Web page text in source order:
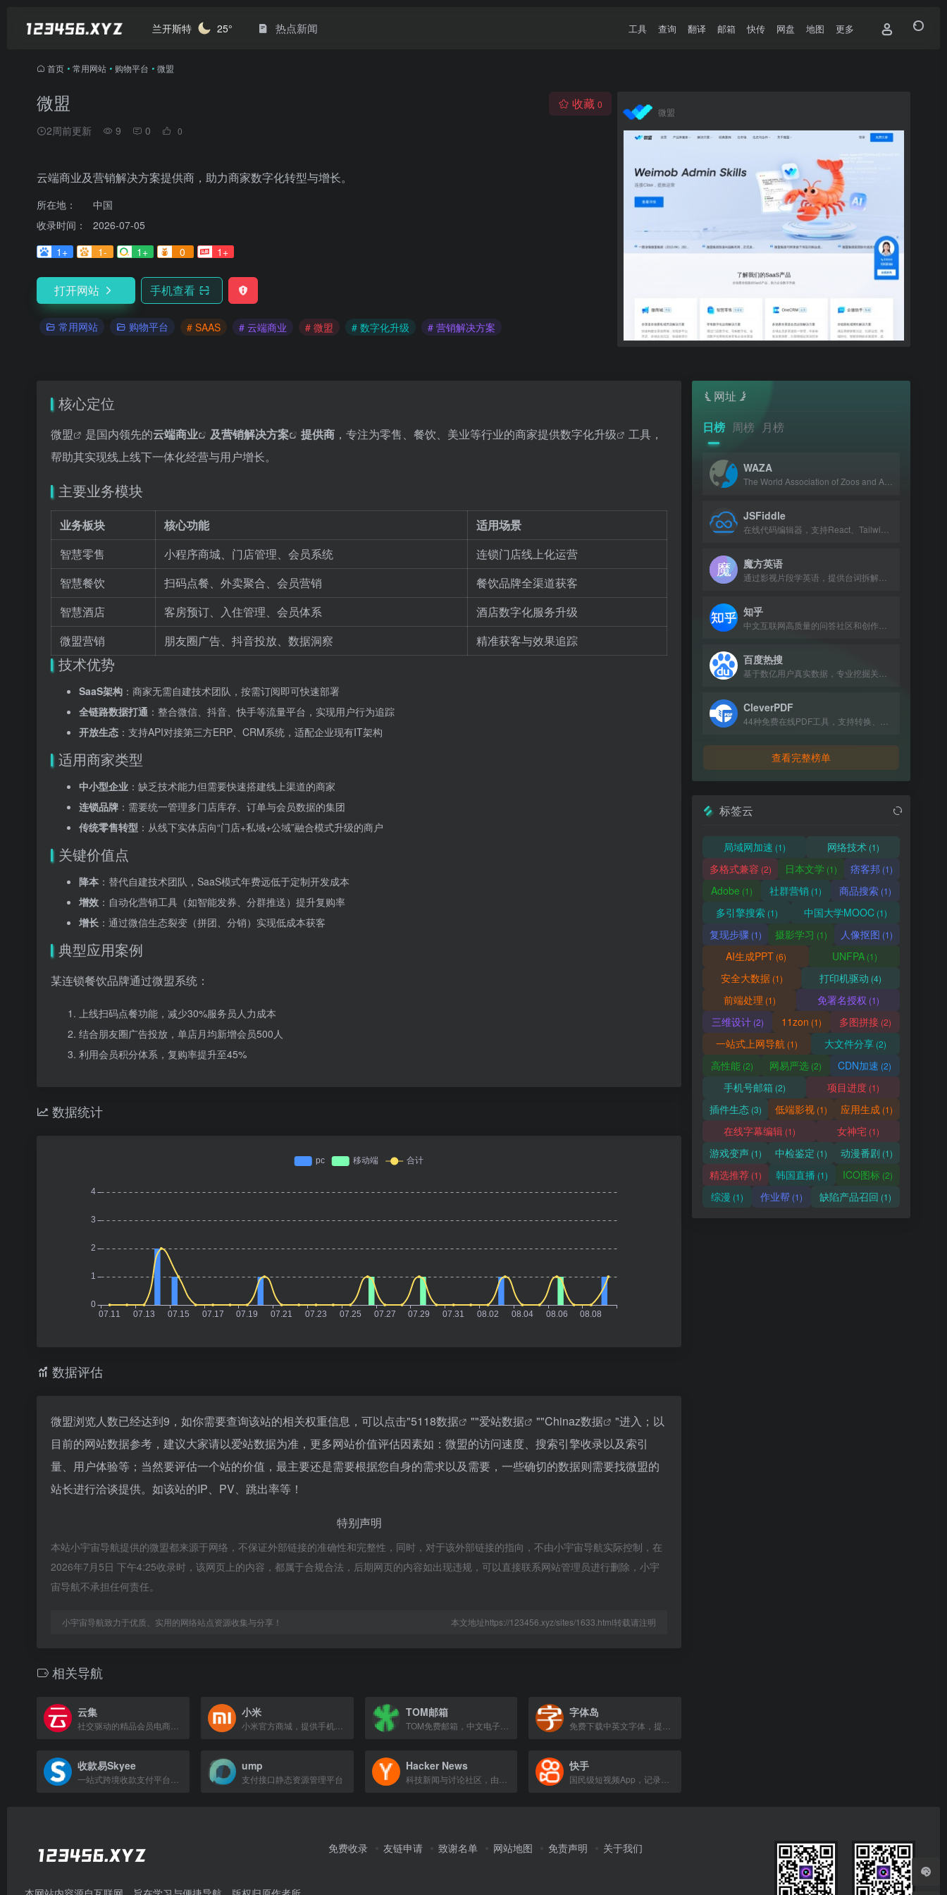
兰开斯特 25° 热点新闻 工具 查询 翻译 邮箱 快传 网盘 地图 更多
首页 • 常用网站 • 购物平台 • 微盟
微盟
2周前更新 9 0 0
收藏 0
云端商业及营销解决方案提供商，助力商家数字化转型与增长。
所在地：
中国
收录时间：
2026-07-05
1+
1- 1+ 0 1+
打开网站 手机查看
常用网站 购物平台 # SAAS # 云端商业 # 微盟 # 数字化升级 # 营销解决方案
微盟
核心定位
微盟 是国内领先的云端商业 及营销解决方案 提供商 ，专注为零售、餐饮、美业等行业的商家提供数字化升级
工具，
帮助其实现线上线下一体化经营与用户增长。
主要业务模块
业务板块 核心功能
适用场景
智慧零售
小程序商城、门店管理、会员系统
连锁门店线上化运营
智慧餐饮
扫码点餐、外卖聚合、会员营销
餐饮品牌全渠道获客
智慧酒店
客房预订、入住管理、会员体系
酒店数字化服务升级
微盟营销
朋友圈广告、抖音投放、数据洞察 精准获客与效果追踪
技术优势
SaaS架构 ：商家无需自建技术团队，按需订阅即可快速部署
全链路数据打通 ：整合微信、抖音、快手等流量平台，实现用户行为追踪
开放生态 ：支持API对接第三方ERP、CRM系统，适配企业现有IT架构
适用商家类型
中小型企业 ：缺乏技术能力但需要快速搭建线上渠道的商家
连锁品牌 ：需要统一管理多门店库存、订单与会员数据的集团
传统零售转型 ：从线下实体店向“门店+私域+公域”融合模式升级的商户
关键价值点
降本 ：替代自建技术团队，SaaS模式年费远低于定制开发成本
增效 ：自动化营销工具（如智能发券、分群推送）提升复购率
增长 ：通过微信生态裂变（拼团、分销）实现低成本获客
典型应用案例
某连锁餐饮品牌通过微盟系统：
上线扫码点餐功能，减少30%服务员人力成本
结合朋友圈广告投放，单店月均新增会员500人
利用会员积分体系，复购率提升至45%
数据统计
数据评估
微盟浏览人数已经达到9，如你需要查询该站的相关权重信息，可以点击"5118数据 ""爱站数据 ""Chinaz数据
"进入；以
目前的网站数据参考，建议大家请以爱站数据为准，更多网站价值评估因素如：微盟的访问速度、搜索引擎收录以及索引
量、用户体验等；当然要评估一个站的价值，最主要还是需要根据您自身的需求以及需要，一些确切的数据则需要找微盟的
站长进行洽谈提供。如该站的IP、PV、跳出率等！
特别声明
本站小宇宙导航提供的微盟都来源于网络，不保证外部链接的准确性和完整性，同时，对于该外部链接的指向，不由小宇宙导航实际控制，在
2026年7月5日 下午4:25收录时，该网页上的内容，都属于合规合法，后期网页的内容如出现违规，可以直接联系网站管理员进行删除，小宇
宙导航不承担任何责任。
小宇宙导航致力于优质、实用的网络站点资源收集与分享！ 本文地址https://123456.xyz/sites/1633.html转载请注明
相关导航
云集 小米 TOM邮箱 字体岛
收款易Skyee ump
支付接口静态资源管理平台
Hacker News 快手
网址
日榜 周榜 月榜
WAZA
JSFiddle
魔方英语
知乎
百度热搜
CleverPDF
查看完整榜单
标签云
局域网加速 (1) 网络技术(1)
多格式兼容 (2) 日本文学 (1) 痞客邦 (1)
Adobe (1) 社群营销 (1) 商品搜索(1)
多引擎搜索(1) 中国大学MOOC(1)
复现步骤 (1) 摄影学习 (1) 人像抠图 (1)
AI生成PPT(6) UNFPA(1)
安全大数据 (1) 打印机驱动 (4)
前端处理 (1) 免署名授权 (1)
三维设计(2) 11zon (1) 多图拼接(2)
一站式上网导航 (1) 大文件分享 (2)
高性能(2) 网易严选(2) CDN加速 (2)
手机号邮箱 (2) 项目进度(1)
插件生态(3) 低端影视(1) 应用生成 (1)
在线字幕编辑(1) 女神宅(1)
游戏变声(1) 中检鉴定 (1) 动漫番剧 (1)
精选推荐 (1) 韩国直播 (1) ICO图标 (2)
综漫 (1) 作业帮 (1) 缺陷产品召回 (1)
免费收录 友链申请 致谢名单 网站地图 免责声明 关于我们